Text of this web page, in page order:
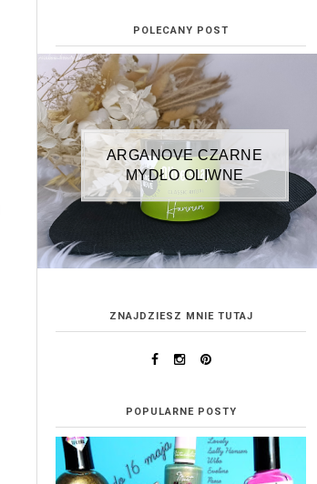
POLECANY POST
ARGANOVE CZARNE
MYDŁO OLIWNE
ZNAJDZIESZ MNIE TUTAJ
POPULARNE POSTY